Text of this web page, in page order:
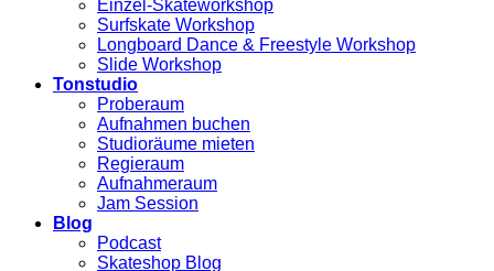
Einzel-Skateworkshop
Surfskate Workshop
Longboard Dance & Freestyle Workshop
Slide Workshop
Tonstudio
Proberaum
Aufnahmen buchen
Studioräume mieten
Regieraum
Aufnahmeraum
Jam Session
Blog
Podcast
Skateshop Blog